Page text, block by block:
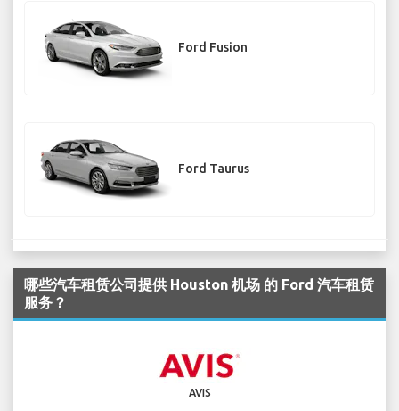
Ford Fusion
Ford Taurus
哪些汽车租赁公司提供 Houston 机场 的 Ford 汽车租赁
服务？
AVIS